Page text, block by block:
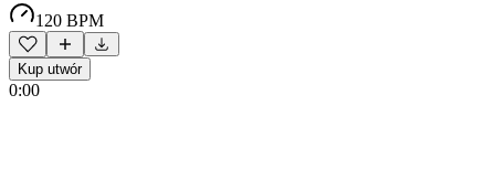
120 BPM
Kup utwór
0:00